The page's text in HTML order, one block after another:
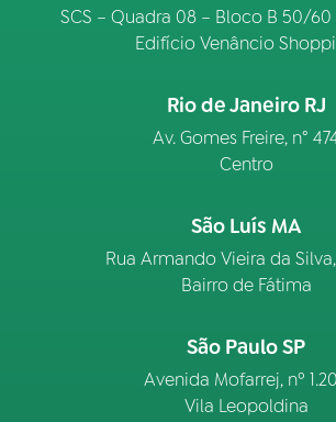
SCS – Quadra 08 – Bloco B 50/60
Edifício Venâncio
Rio de Janeiro RJ
Av. Gomes Freire, n°
Centro
São Luís MA
Rua Armando Vieira da Silva,
Bairro de Fátima
São Paulo SP
Avenida Mofarrej, nº
Vila Leopoldina